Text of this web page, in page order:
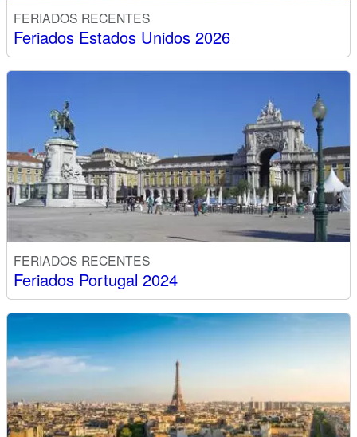
FERIADOS RECENTES
Feriados Estados Unidos 2026
FERIADOS RECENTES
Feriados Portugal 2024